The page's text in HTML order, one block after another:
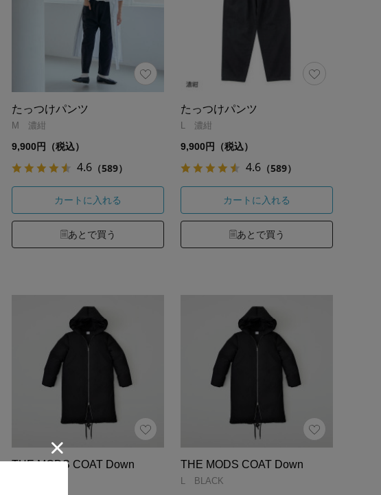
たっつけパンツ
M 濃紺
9,900円（税込）
4.6 （589）
カートに入れる
あとで買う
たっつけパンツ
L 濃紺
9,900円（税込）
4.6 （589）
カートに入れる
あとで買う
THE MODS COAT Down THE MODS COAT Down
L BLACK